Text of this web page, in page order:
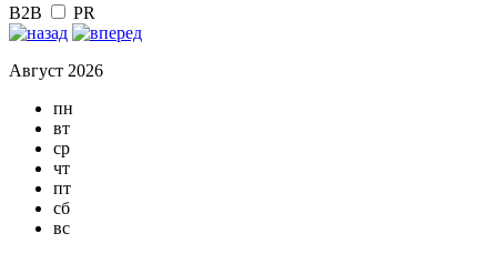
B2B PR
Август 2026
пн
вт
ср
чт
пт
сб
вс